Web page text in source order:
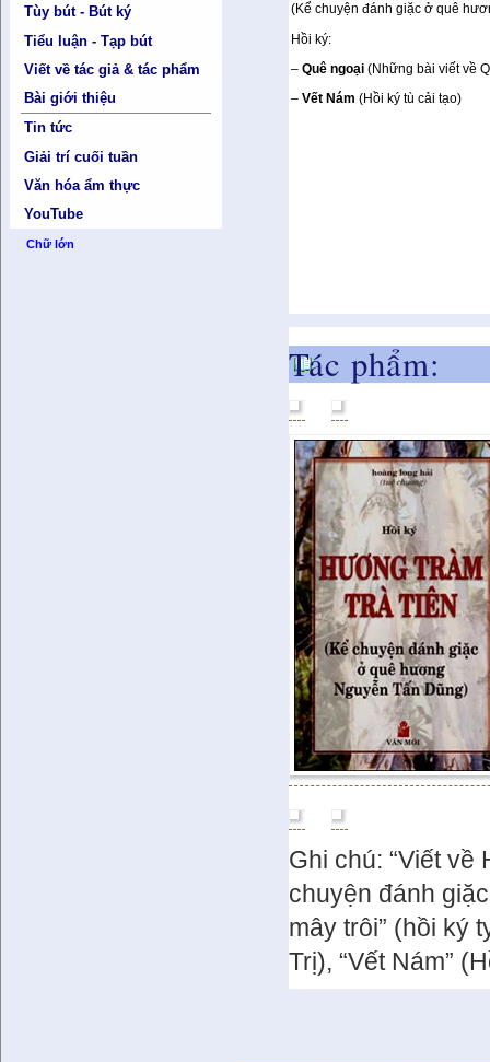
Tùy bút - Bút ký
Tiểu luận - Tạp bút
Viết về tác giả & tác phẩm
Bài giới thiệu
Tin tức
Giải trí cuối tuần
Văn hóa ẩm thực
YouTube
Chữ lớn
(Kể chuyện đánh giặc ở quê
Hồi ký:
– Quê ngoại (Những bài viết về
– Vết Nám (Hồi ký tù cải tạo)
Tác phẩm:
Ghi chú: “Viết về
chuyện đánh
mây trôi” (hồi ký
Trị), “Vết Nám”